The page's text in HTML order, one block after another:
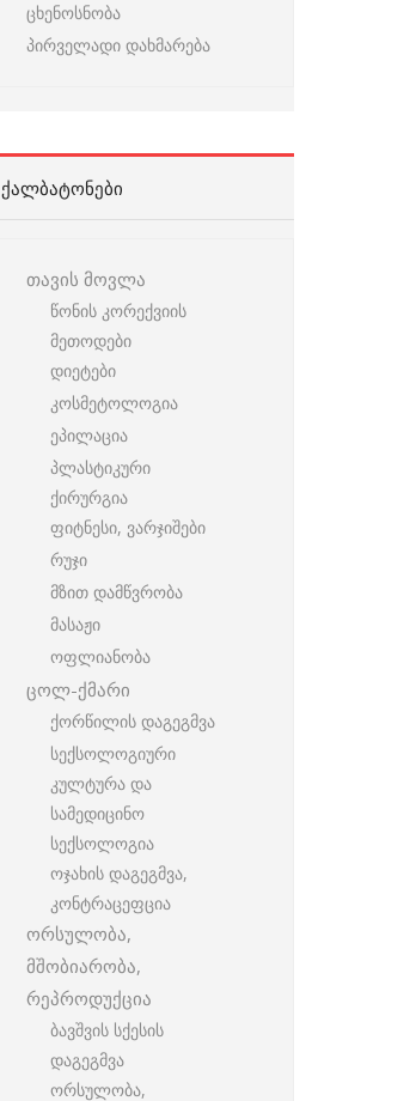
ცხენოსნობა
პირველადი დახმარება
ᲥᲐᲚᲑᲐᲢᲝᲜᲔᲑᲘ
თავის მოვლა
წონის კორექვიის
მეთოდები
დიეტები
კოსმეტოლოგია
ეპილაცია
პლასტიკური
ქირურგია
ფიტნესი, ვარჯიშები
რუჯი
მზით დამწვრობა
მასაჟი
ოფლიანობა
ცოლ-ქმარი
ქორწილის დაგეგმვა
სექსოლოგიური
კულტურა და
სამედიცინო
სექსოლოგია
ოჯახის დაგეგმვა,
კონტრაცეფცია
ორსულობა,
მშობიარობა,
რეპროდუქცია
ბავშვის სქესის
დაგეგმვა
ორსულობა,